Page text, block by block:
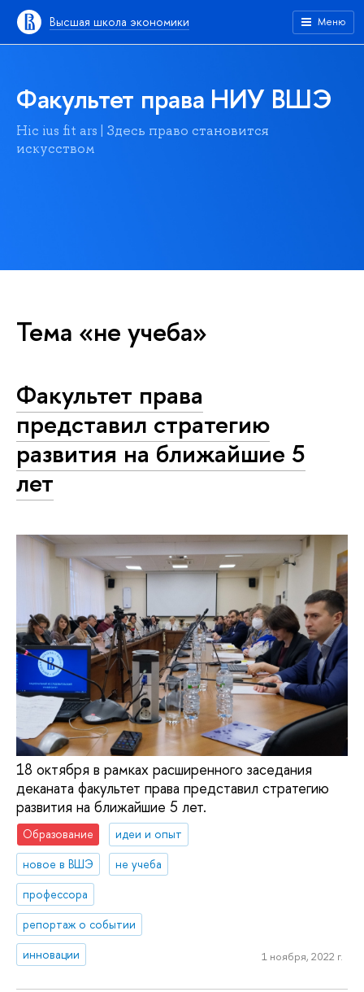
Высшая школа экономики Меню
Факультет права НИУ ВШЭ
Hic ius fit ars | Здесь право становится
искусством
Тема «не учеба»
Факультет права
представил стратегию
развития на ближайшие 5
лет
18 октября в рамках расширенного заседания
деканата факультет права представил стратегию
развития на ближайшие 5 лет.
Образование
идеи и опыт
новое в ВШЭ
не учеба
профессора
репортаж о событии
инновации
1 ноября, 2022 г.